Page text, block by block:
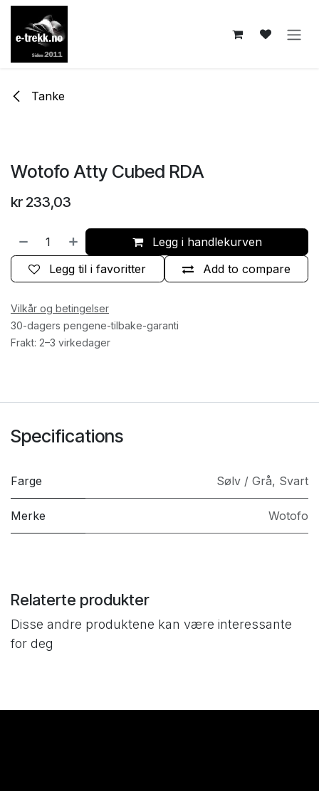
Skip to Content
Tanke
Wotofo Atty Cubed RDA
kr 233,03
Legg i handlekurven
Add to compare
Legg til i favoritter
Vilkår og betingelser
30-dagers pengene-tilbake-garanti
Frakt: 2–3 virkedager
Specifications
Farge Sølv / Grå, Svart
Merke Wotofo
Relaterte produkter
Disse andre produktene kan være interessante
for deg